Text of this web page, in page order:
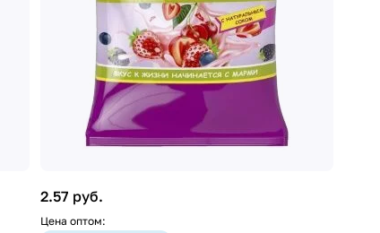
2.57 руб.
Цена оптом: